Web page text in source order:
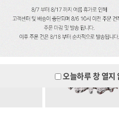
오늘하루 창 열지